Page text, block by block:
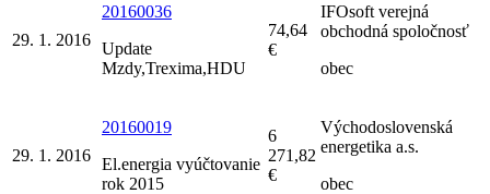
29. 1. 2016
20160036
Update
Mzdy,Trexima,HDU
74,64
€
IFOsoft verejná
obchodná spoločnosť
obec
29. 1. 2016
20160019
El.energia vyúčtovanie
rok 2015
6
271,82
€
Východoslovenská
energetika a.s.
obec